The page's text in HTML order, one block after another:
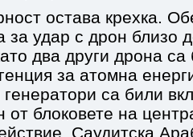
остава крехка.
удар с дрон близо
два други дрона
за атомна
са били
от блоковете на
Саудитска